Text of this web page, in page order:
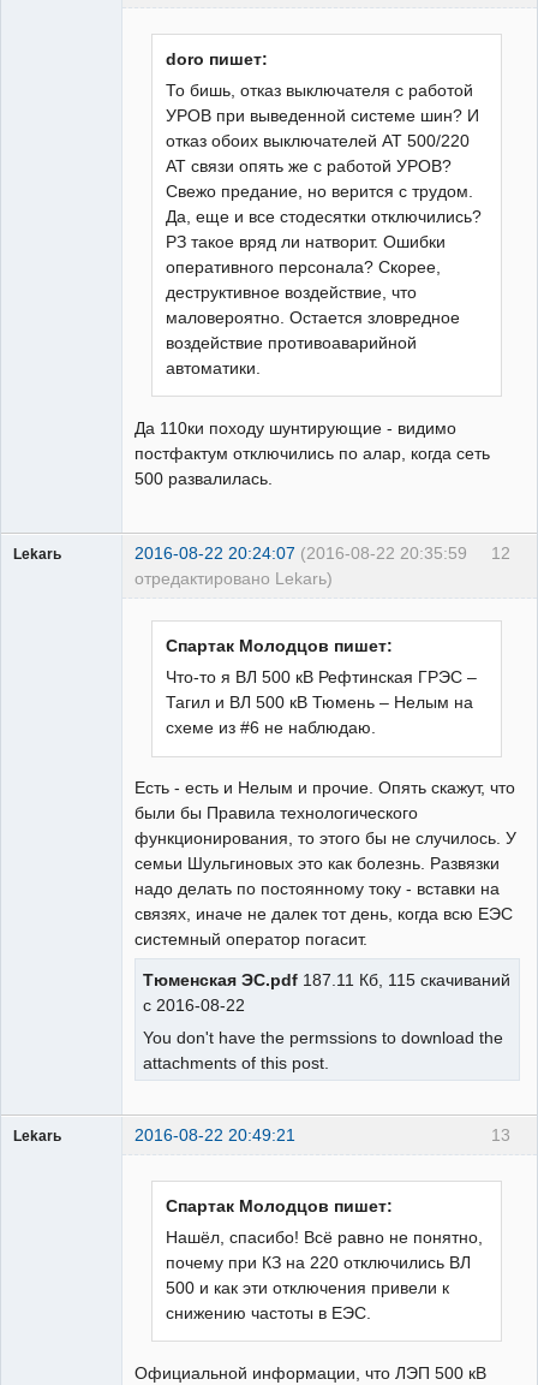
doro пишет:
То бишь, отказ выключателя с работой
УРОВ при выведенной системе шин? И
отказ обоих выключателей АТ 500/220
АТ связи опять же с работой УРОВ?
Свежо предание, но верится с трудом.
Да, еще и все стодесятки отключились?
РЗ такое вряд ли натворит. Ошибки
оперативного персонала? Скорее,
деструктивное воздействие, что
маловероятно. Остается зловредное
воздействие противоаварийной
автоматики.
Да 110ки походу шунтирующие - видимо
постфактум отключились по алар, когда сеть
500 развалилась.
12
Lekarь 2016-08-22 20:24:07 (2016-08-22 20:35:59
отредактировано Lekarь)
Спартак Молодцов пишет:
Что-то я ВЛ 500 кВ Рефтинская ГРЭС –
Тагил и ВЛ 500 кВ Тюмень – Нелым на
схеме из #6 не наблюдаю.
Есть - есть и Нелым и прочие. Опять скажут, что
были бы Правила технологического
функционирования, то этого бы не случилось. У
семьи Шульгиновых это как болезнь. Развязки
надо делать по постоянному току - вставки на
связях, иначе не далек тот день, когда всю ЕЭС
системный оператор погасит.
Тюменская ЭС.pdf 187.11 Кб, 115 скачиваний
с 2016-08-22
You don't have the permssions to download the
attachments of this post.
13
Lekarь 2016-08-22 20:49:21
Спартак Молодцов пишет:
Нашёл, спасибо! Всё равно не понятно,
почему при КЗ на 220 отключились ВЛ
500 и как эти отключения привели к
снижению частоты в ЕЭС.
Официальной информации, что ЛЭП 500 кВ